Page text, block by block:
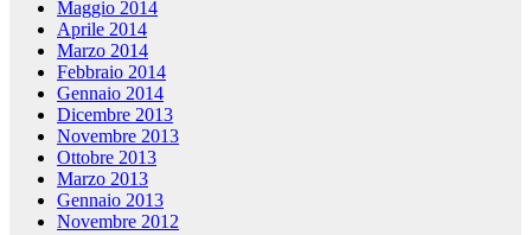
Maggio 2014
Aprile 2014
Marzo 2014
Febbraio 2014
Gennaio 2014
Dicembre 2013
Novembre 2013
Ottobre 2013
Marzo 2013
Gennaio 2013
Novembre 2012